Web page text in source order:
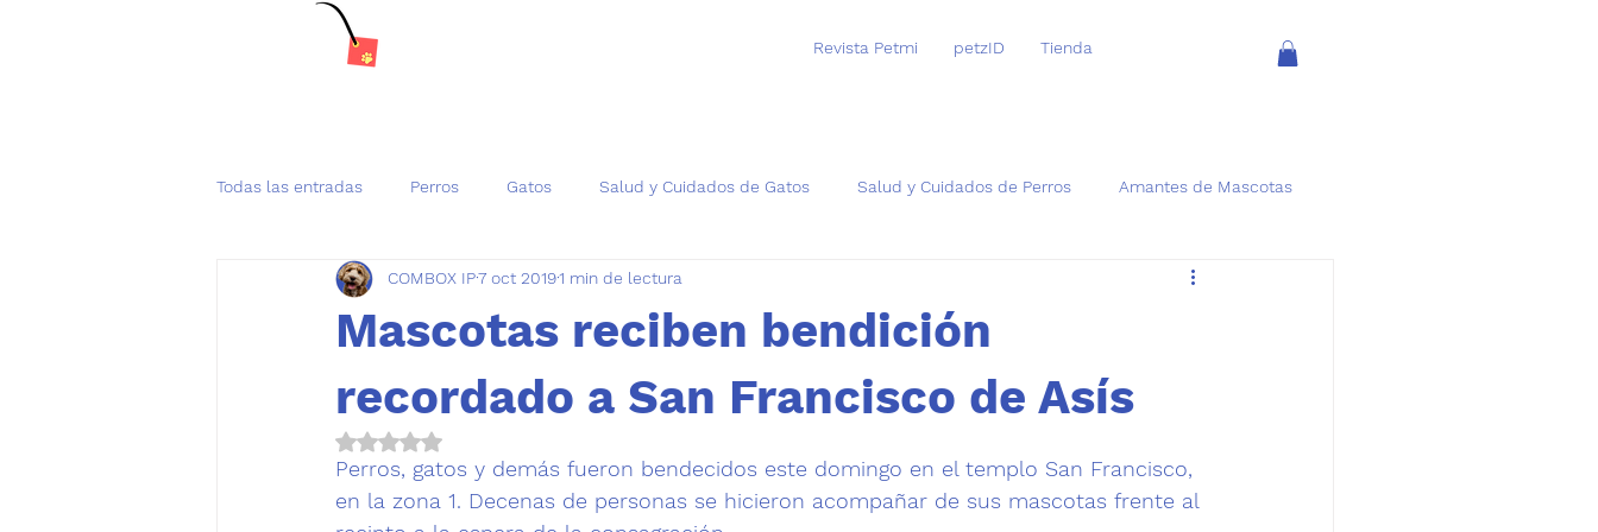
Revista Petmi petzID Tienda
Todas las entradas Perros Gatos Salud y Cuidados de Gatos Salud y Cuidados de Perros Amantes de Mascotas
Tenencia Responsable de mascotas
Mascotas reciben bendición
recordado a San Francisco de Asís
COMBOX IP7 oct 20191 min de lectura
Obtuvo NaN de 5 estrellas.
Perros, gatos y demás fueron bendecidos este domingo en el templo San Francisco,
en la zona 1. Decenas de personas se hicieron acompañar de sus mascotas frente al